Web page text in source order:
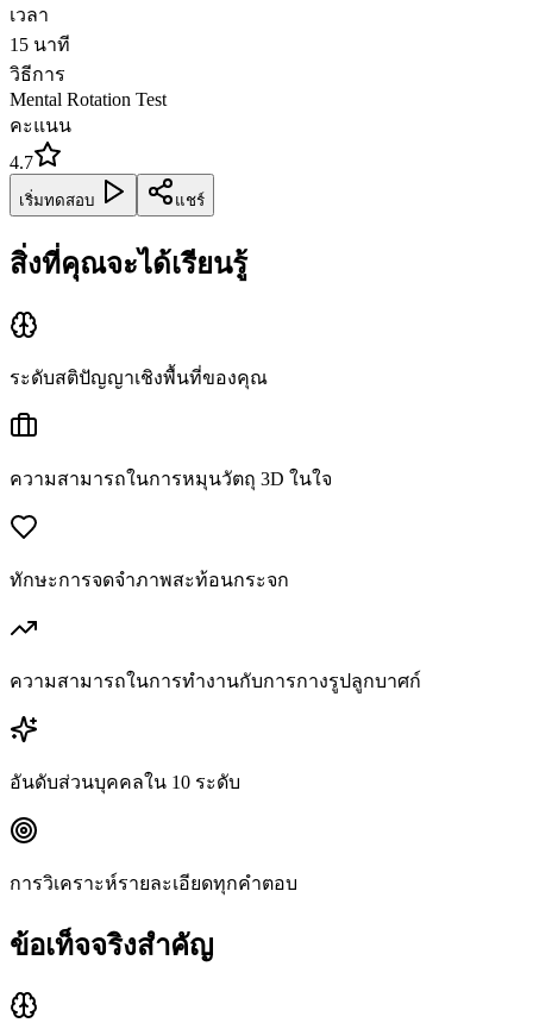
เวลา
15 นาที
วิธีการ
Mental Rotation Test
คะแนน
4.7
เริ่มทดสอบ แชร์
สิ่งที่คุณจะได้เรียนรู้
ระดับสติปัญญาเชิงพื้นที่ของคุณ
ความสามารถในการหมุนวัตถุ 3D ในใจ
ทักษะการจดจำภาพสะท้อนกระจก
ความสามารถในการทำงานกับการกางรูปลูกบาศก์
อันดับส่วนบุคคลใน 10 ระดับ
การวิเคราะห์รายละเอียดทุกคำตอบ
ข้อเท็จจริงสำคัญ